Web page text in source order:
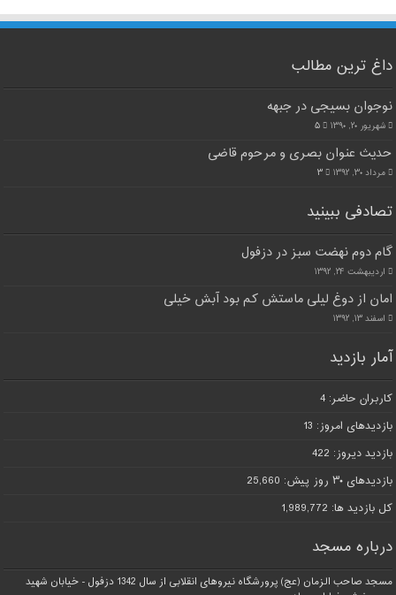
داغ ترین مطالب
نوجوان بسیجی در جبهه
شهریور ۲۰, ۱۳۹۰ ۵
حدیث عنوان بصری و مرحوم قاضی
مرداد ۳۰, ۱۳۹۲ ۳
تصادفی ببینید
گام دوم نهضت سبز در دزفول
اردیبهشت ۲۴, ۱۳۹۲
امان از دوغ لیلی ماستش کم بود آبش خیلی
اسفند ۱۳, ۱۳۹۲
آمار بازدید
کاربران حاضر:4
بازدیدهای امروز: 13
بازدید دیروز: 422
بازدیدهای ۳۰ روز پیش:
25,660
کل بازدید ها: 1,989,772
درباره مسجد
مسجد صاحب الزمان (عج) پرورشگاه نیروهای انقلابی از سال 1342 دزفول - خیابان شهید